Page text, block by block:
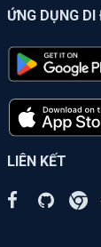
ỨNG DỤNG DI
LIÊN KẾT